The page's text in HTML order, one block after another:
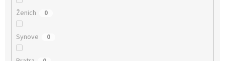
Ženich 0
Synove 0